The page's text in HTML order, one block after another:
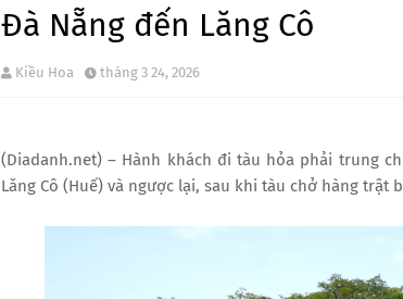
Đà Nẵng đến Lăng Cô
Kiều Hoa tháng 3 24, 2026
(Diadanh.net) – Hành khách đi tàu hỏa phải trung
Lăng Cô (Huế) và ngược lại, sau khi tàu chở hàng trật